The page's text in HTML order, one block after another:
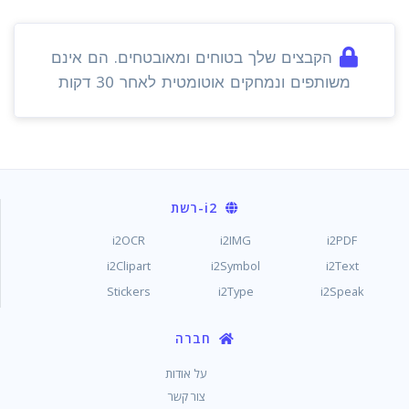
הקבצים שלך בטוחים ומאובטחים. הם אינם
משותפים ונמחקים אוטומטית לאחר 30 דקות
i2-רשת
i2PDF
i2IMG
i2OCR
i2Text
i2Symbol
i2Clipart
i2Speak
i2Type
Stickers
חברה
על אודות
צור קשר